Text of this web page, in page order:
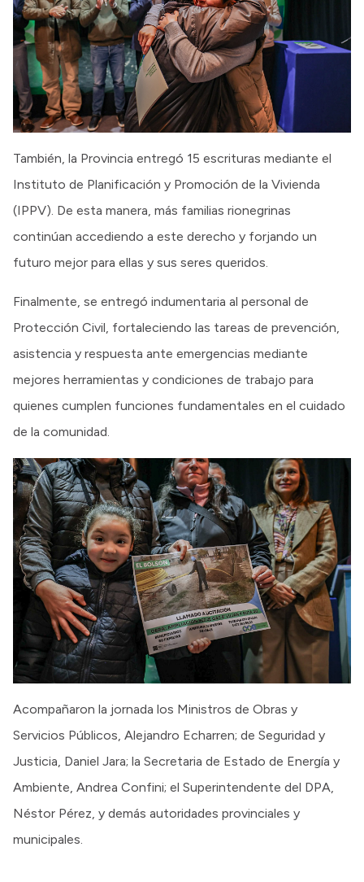
También, la Provincia entregó 15 escrituras mediante el
Instituto de Planificación y Promoción de la Vivienda
(IPPV). De esta manera, más familias rionegrinas
continúan accediendo a este derecho y forjando un
futuro mejor para ellas y sus seres queridos.
Finalmente, se entregó indumentaria al personal de
Protección Civil, fortaleciendo las tareas de prevención,
asistencia y respuesta ante emergencias mediante
mejores herramientas y condiciones de trabajo para
quienes cumplen funciones fundamentales en el cuidado
de la comunidad.
Acompañaron la jornada los Ministros de Obras y
Servicios Públicos, Alejandro Echarren; de Seguridad y
Justicia, Daniel Jara; la Secretaria de Estado de Energía y
Ambiente, Andrea Confini; el Superintendente del DPA,
Néstor Pérez, y demás autoridades provinciales y
municipales.